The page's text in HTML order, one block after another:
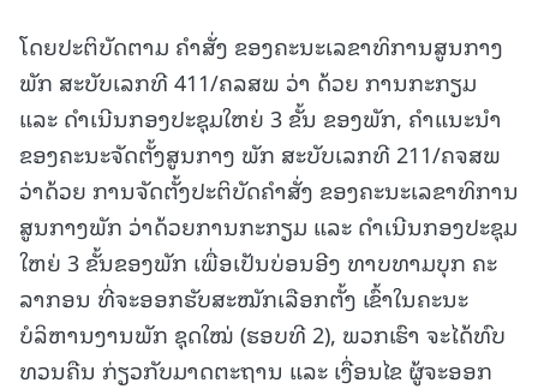
ໂດຍປະຕິບັດຕາມ ຄໍາສັ່ງ ຂອງຄະນະເລຂາທິການສູນກາງ
ພັກ ສະບັບເລກທີ 411/ຄລສພ ວ່າ ດ້ວຍ ການກະກຽມ
ແລະ ດໍາເນີນກອງປະຊຸມໃຫຍ່ 3 ຂັ້ນ ຂອງພັກ, ຄໍາແນະນໍາ
ຂອງຄະນະຈັດຕັ້ງສູນກາງ ພັກ ສະບັບເລກທີ 211/ຄຈສພ
ວ່າດ້ວຍ ການຈັດຕັ້ງປະຕິບັດຄໍາສັ່ງ ຂອງຄະນະເລຂາທິການ
ສູນກາງພັກ ວ່າດ້ວຍການກະກຽມ ແລະ ດໍາເນີນກອງປະຊຸມ
ໃຫຍ່ 3 ຂັ້ນຂອງພັກ ເພື່ອເປັນບ່ອນອີງ ທາບທາມບຸກ ຄະ
ລາກອນ ທີ່ຈະອອກຮັບສະໝັກເລືອກຕັ້ງ ເຂົ້າໃນຄະນະ
ບໍລິຫານງານພັກ ຊຸດໃໝ່ (ຮອບທີ 2), ພວກເຮົາ ຈະໄດ້ທົບ
ທວນຄືນ ກ່ຽວກັບມາດຕະຖານ ແລະ ເງື່ອນໄຂ ຜູ້ຈະອອກ